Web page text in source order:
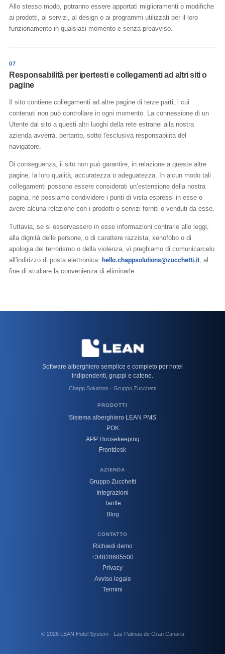
Allo stesso modo, potranno essere apportati miglioramenti o modifiche
ai prodotti, ai servizi, al design o ai programmi utilizzati per il loro
funzionamento in qualsiasi momento e senza preavviso.
07
Responsabilità per ipertesti e collegamenti ad altri siti o
pagine
Il sito contiene collegamenti ad altre pagine di terze parti, i cui
contenuti non può controllare in ogni momento. La connessione di un
Utente dal sito a questi altri luoghi della rete estranei alla nostra
azienda avverrà, pertanto, sotto l'esclusiva responsabilità del
navigatore.
Di conseguenza, il sito non può garantire, in relazione a queste altre
pagine, la loro qualità, accuratezza o adeguatezza. In alcun modo tali
collegamenti possono essere considerati un’estensione della nostra
pagina, né possiamo condividere i punti di vista espressi in esse o
avere alcuna relazione con i prodotti o servizi forniti o venduti da esse.
Tuttavia, se si osservassero in esse informazioni contrarie alle leggi,
alla dignità delle persone, o di carattere razzista, xenofobo o di
apologia del terrorismo o della violenza, vi preghiamo di comunicarcelo
all'indirizzo di posta elettronica:hello.chappsolutions@zucchetti.it , al
fine di studiare la convenienza di eliminarle.
Software alberghiero semplice e completo per hotel
indipendenti, gruppi e catene.
Chapp Solutions · Gruppo Zucchetti
PRODOTTI
Sistema alberghiero LEAN PMS
POK
APP Housekeeping
Frontdesk
AZIENDA
Gruppo Zucchetti
Integrazioni
Tariffe
Blog
CONTATTO
Richiedi demo
+34828685500
Privacy
Avviso legale
Termini
© 2026 LEAN Hotel System · Las Palmas de Gran Canaria